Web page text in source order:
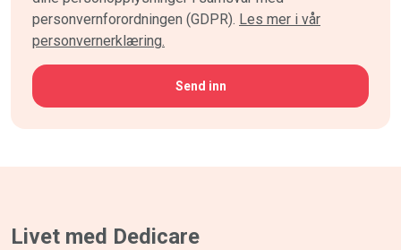
personvernforordningen (GDPR). Les mer i vår
personvernerklæring.
CAPTCHA
Livet med Dedicare